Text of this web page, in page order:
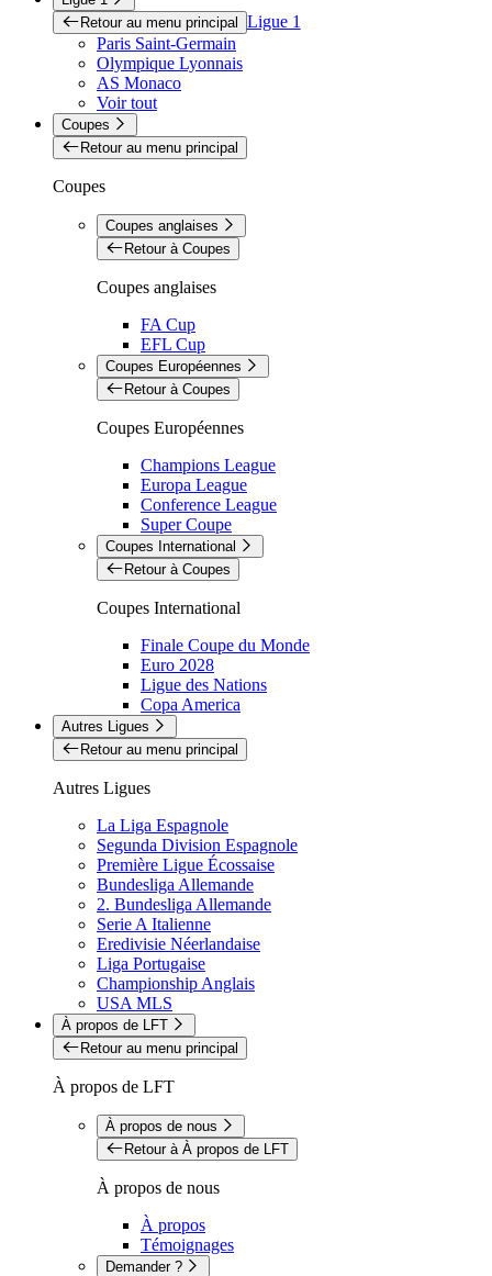
Retour au menu principal Ligue 1
Paris Saint-Germain
Olympique Lyonnais
AS Monaco
Voir tout
Coupes
Retour au menu principal
Coupes
Coupes anglaises
Retour à Coupes
Coupes anglaises
FA Cup
EFL Cup
Coupes Européennes
Retour à Coupes
Coupes Européennes
Champions League
Europa League
Conference League
Super Coupe
Coupes International
Retour à Coupes
Coupes International
Finale Coupe du Monde
Euro 2028
Ligue des Nations
Copa America
Autres Ligues
Retour au menu principal
Autres Ligues
La Liga Espagnole
Segunda Division Espagnole
Première Ligue Écossaise
Bundesliga Allemande
2. Bundesliga Allemande
Serie A Italienne
Eredivisie Néerlandaise
Liga Portugaise
Championship Anglais
USA MLS
À propos de LFT
Retour au menu principal
À propos de LFT
À propos de nous
Retour à À propos de LFT
À propos de nous
À propos
Témoignages
Demander ?